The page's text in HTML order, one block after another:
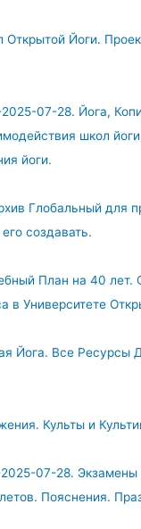
Йоги.
07-28. Йога,
школ
йоги.
Глобальный для
создавать.
План на 40 лет.
в Университете
Йога. Все Ресурсы
Культы и
07-28. Экзамены
Пояснения.